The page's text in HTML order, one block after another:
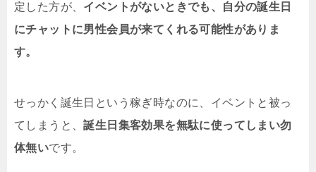
定した方が、 イベントがないときでも、自分の誕生日
にチャットに男性会員が来てくれる可能性がありま
す。
せっかく誕生日という稼ぎ時なのに、イベントと被っ
てしまうと、誕生日集客効果を無駄に使ってしまい勿
体無いです。